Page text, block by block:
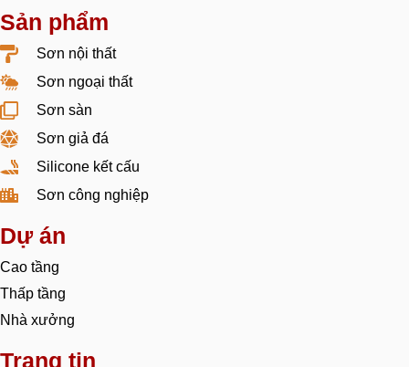
Sản phẩm
Sơn nội thất
Sơn ngoại thất
Sơn sàn
Sơn giả đá
Silicone kết cấu
Sơn công nghiệp
Dự án
Cao tầng
Thấp tầng
Nhà xưởng
Trang tin